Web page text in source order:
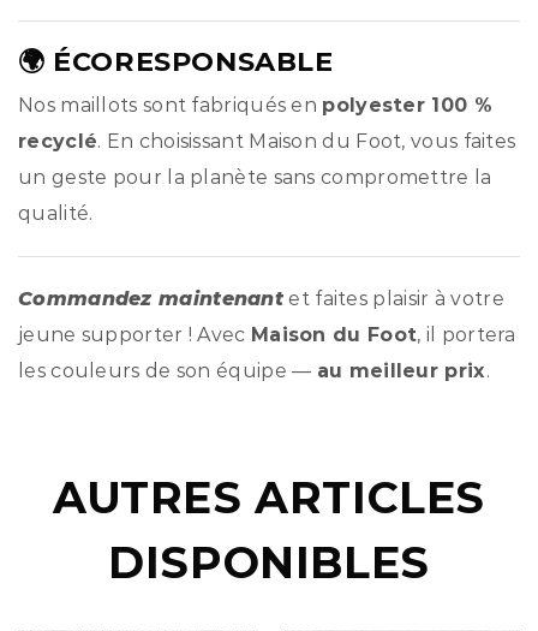
🌍 ÉCORESPONSABLE
Nos maillots sont fabriqués en polyester 100 %
recyclé. En choisissant Maison du Foot, vous faites
un geste pour la planète sans compromettre la
qualité.
Commandez maintenant et faites plaisir à votre
jeune supporter ! Avec Maison du Foot, il portera
les couleurs de son équipe — au meilleur prix.
AUTRES ARTICLES
DISPONIBLES